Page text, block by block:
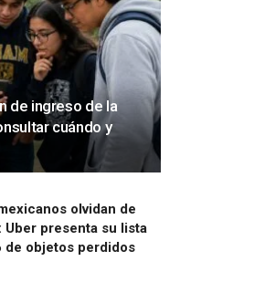
de ingreso de la
cuándo y
olvidan de
Uber presenta su lista
de objetos perdidos